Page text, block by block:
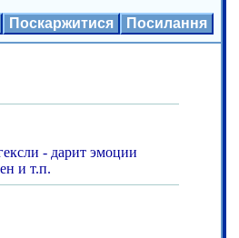
Поскаржитися Посилання
- дарит эмоции
и т.п.